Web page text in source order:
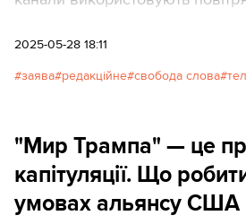
заробітку. Після цієї публікації
дописи про
2025-05-28 18:11
заява редакційне свобода слова
"Мир Трампа" — це
капітуляції. Що
умовах альянсу США